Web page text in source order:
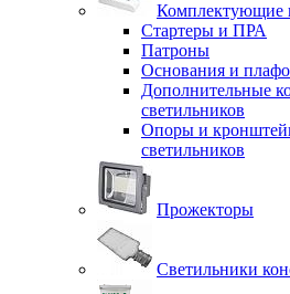
Комплектующие
Стартеры и ПРА
Патроны
Основания и
Дополнительные
светильников
Опоры и
светильников
Прожекторы
Светильники